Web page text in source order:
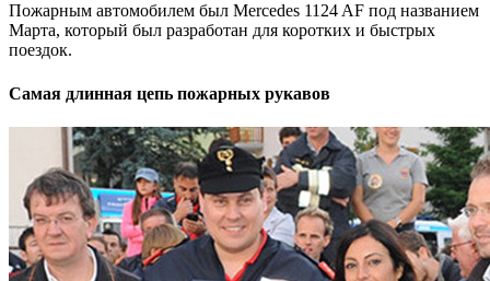
Пожарным автомобилем был Mercedes 1124 AF под названием
Марта, который был разработан для коротких и быстрых
поездок.
Самая длинная цепь пожарных рукавов